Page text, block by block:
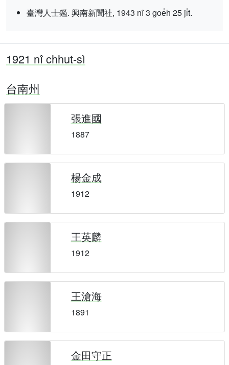
臺灣人士鑑. 興南新聞社, 1943 nî 3 goe̍h 25 ji̍t.
1921 nî chhut-sì
台南州
張進國
1887
楊金成
1912
王英麟
1912
王滄海
1891
金田守正